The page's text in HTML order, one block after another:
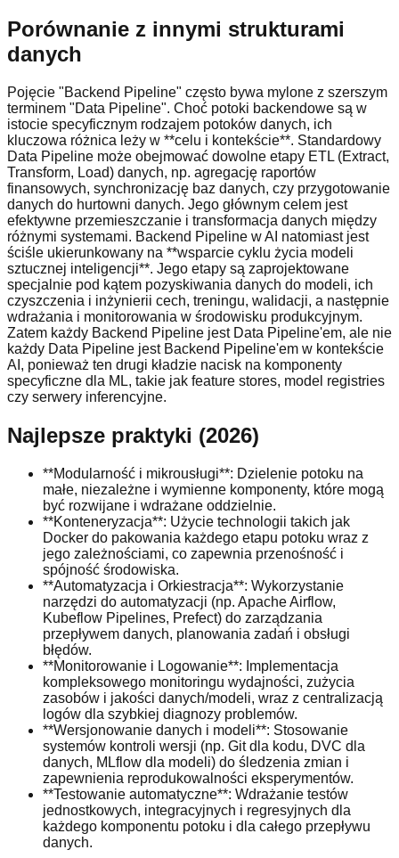
Porównanie z innymi strukturami
danych
Pojęcie "Backend Pipeline" często bywa mylone z szerszym
terminem "Data Pipeline". Choć potoki backendowe są w
istocie specyficznym rodzajem potoków danych, ich
kluczowa różnica leży w **celu i kontekście**. Standardowy
Data Pipeline może obejmować dowolne etapy ETL (Extract,
Transform, Load) danych, np. agregację raportów
finansowych, synchronizację baz danych, czy przygotowanie
danych do hurtowni danych. Jego głównym celem jest
efektywne przemieszczanie i transformacja danych między
różnymi systemami. Backend Pipeline w AI natomiast jest
ściśle ukierunkowany na **wsparcie cyklu życia modeli
sztucznej inteligencji**. Jego etapy są zaprojektowane
specjalnie pod kątem pozyskiwania danych do modeli, ich
czyszczenia i inżynierii cech, treningu, walidacji, a następnie
wdrażania i monitorowania w środowisku produkcyjnym.
Zatem każdy Backend Pipeline jest Data Pipeline'em, ale nie
każdy Data Pipeline jest Backend Pipeline'em w kontekście
AI, ponieważ ten drugi kładzie nacisk na komponenty
specyficzne dla ML, takie jak feature stores, model registries
czy serwery inferencyjne.
Najlepsze praktyki (2026)
**Modularność i mikrousługi**: Dzielenie potoku na
małe, niezależne i wymienne komponenty, które mogą
być rozwijane i wdrażane oddzielnie.
**Konteneryzacja**: Użycie technologii takich jak
Docker do pakowania każdego etapu potoku wraz z
jego zależnościami, co zapewnia przenośność i
spójność środowiska.
**Automatyzacja i Orkiestracja**: Wykorzystanie
narzędzi do automatyzacji (np. Apache Airflow,
Kubeflow Pipelines, Prefect) do zarządzania
przepływem danych, planowania zadań i obsługi
błędów.
**Monitorowanie i Logowanie**: Implementacja
kompleksowego monitoringu wydajności, zużycia
zasobów i jakości danych/modeli, wraz z centralizacją
logów dla szybkiej diagnozy problemów.
**Wersjonowanie danych i modeli**: Stosowanie
systemów kontroli wersji (np. Git dla kodu, DVC dla
danych, MLflow dla modeli) do śledzenia zmian i
zapewnienia reprodukowalności eksperymentów.
**Testowanie automatyczne**: Wdrażanie testów
jednostkowych, integracyjnych i regresyjnych dla
każdego komponentu potoku i dla całego przepływu
danych.